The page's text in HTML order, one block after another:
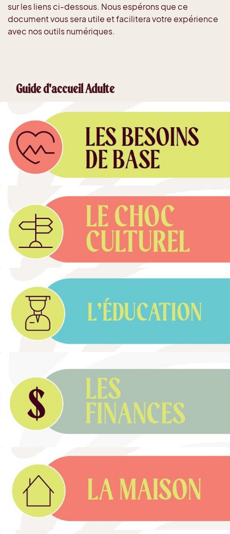
sur les liens ci-dessous. Nous espérons que ce
document vous sera utile et facilitera votre expérience
avec nos outils numériques.
Guide d'accueil Adulte